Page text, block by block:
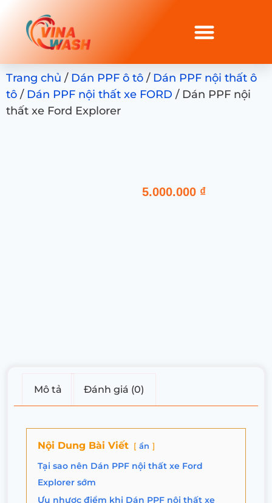
Trang chủ / Dán PPF ô tô / Dán PPF nội thất ô
tô / Dán PPF nội thất xe FORD / Dán PPF nội
thất xe Ford Explorer
5.000.000 ₫
Mô tả Đánh giá (0)
Nội Dung Bài Viết ẩn
Tại sao nên Dán PPF nội thất xe Ford
Explorer sớm
Ưu nhược điểm khi Dán PPF nội thất xe